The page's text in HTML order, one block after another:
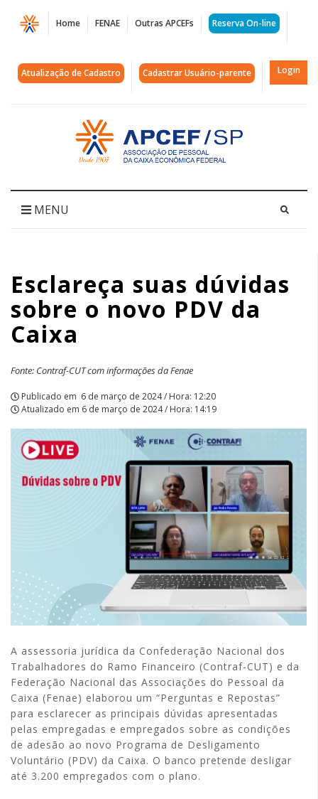
Página
Esclareça
suas
PDV
|
APCEF/SP
Home FENAE Outras APCEFs Reserva On-line
Atualização de Cadastro Cadastrar Usuário-parente Login
Acessar
página
inicial
MENU
Esclareça suas dúvidas
sobre o novo PDV da
Caixa
Fonte: Contraf-CUT com informações da Fenae
Publicado em 6 de março de 2024 / Hora: 12:20
Atualizado em 6 de março de 2024 / Hora: 14:19
A assessoria jurídica da Confederação Nacional dos
Trabalhadores do Ramo Financeiro (Contraf-CUT) e da
Federação Nacional das Associações do Pessoal da
Caixa (Fenae) elaborou um “Perguntas e Repostas”
para esclarecer as principais dúvidas apresentadas
pelas empregadas e empregados sobre as condições
de adesão ao novo Programa de Desligamento
Voluntário (PDV) da Caixa. O banco pretende desligar
até 3.200 empregados com o plano.